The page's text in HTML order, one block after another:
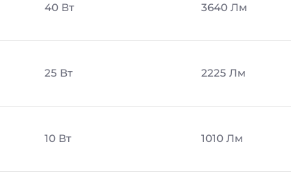
40 Вт 3640 Лм
25 Вт 2225 Лм
10 Вт 1010 Лм